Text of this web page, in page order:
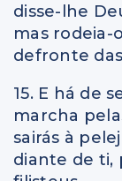
disse-lhe
mas rodeia-
defronte
15. E há de
marcha
sairás à
diante de ti,